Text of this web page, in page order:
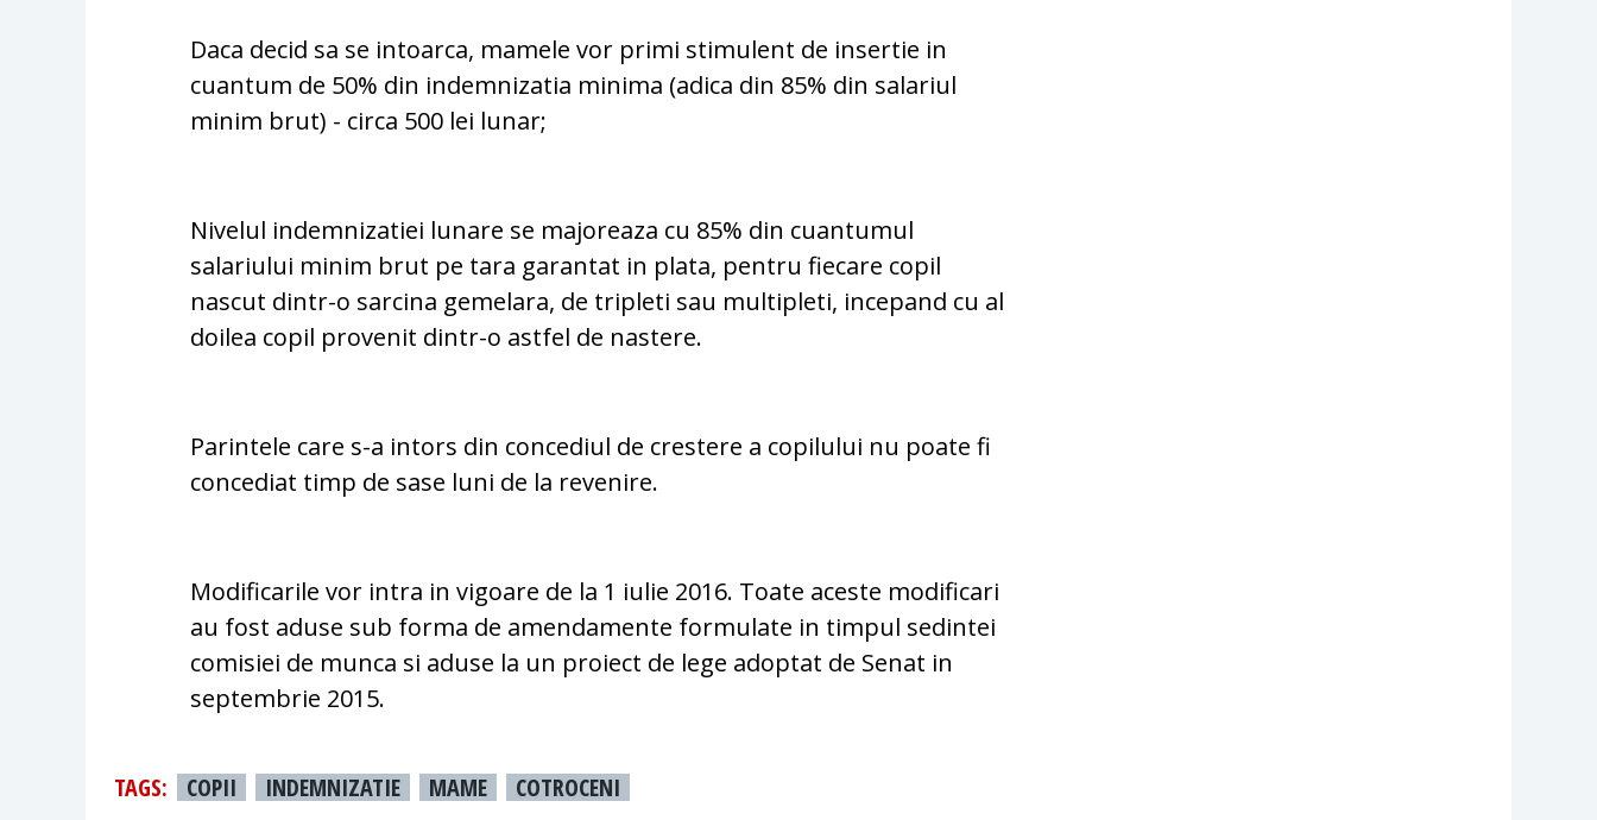
Daca decid sa se intoarca, mamele vor primi stimulent de insertie in
cuantum de 50% din indemnizatia minima (adica din 85% din salariul
minim brut) - circa 500 lei lunar;
Nivelul indemnizatiei lunare se majoreaza cu 85% din cuantumul
salariului minim brut pe tara garantat in plata, pentru fiecare copil
nascut dintr-o sarcina gemelara, de tripleti sau multipleti, incepand cu al
doilea copil provenit dintr-o astfel de nastere.
Parintele care s-a intors din concediul de crestere a copilului nu poate fi
concediat timp de sase luni de la revenire.
Modificarile vor intra in vigoare de la 1 iulie 2016. Toate aceste modificari
au fost aduse sub forma de amendamente formulate in timpul sedintei
comisiei de munca si aduse la un proiect de lege adoptat de Senat in
septembrie 2015.
TAGS: COPII INDEMNIZATIE MAME COTROCENI